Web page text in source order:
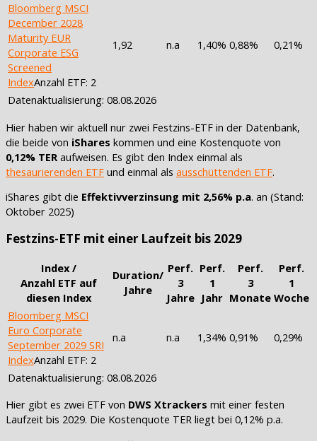
Bloomberg MSCI
December 2028
Maturity EUR
Corporate ESG
Screened
IndexAnzahl ETF: 2
1,92 n.a 1,40% 0,88% 0,21%
Datenaktualisierung: 08.08.2026
Hier haben wir aktuell nur zwei Festzins-ETF in der Datenbank,
die beide von iShares kommen und eine Kostenquote von
0,12% TER aufweisen. Es gibt den Index einmal als
thesaurierenden ETF und einmal als ausschüttenden ETF.
iShares gibt die Effektivverzinsung mit 2,56% p.a. an (Stand:
Oktober 2025)
Festzins-ETF mit einer Laufzeit bis 2029
Index /
Anzahl ETF auf
diesen Index
Duration/
Jahre
Perf.
3
Jahre
Perf.
1
Jahr
Perf.
3
Monate
Perf.
1
Woche
Bloomberg MSCI
Euro Corporate
September 2029 SRI
IndexAnzahl ETF: 2
n.a n.a 1,34% 0,91% 0,29%
Datenaktualisierung: 08.08.2026
Hier gibt es zwei ETF von DWS Xtrackers mit einer festen
Laufzeit bis 2029. Die Kostenquote TER liegt bei 0,12% p.a.